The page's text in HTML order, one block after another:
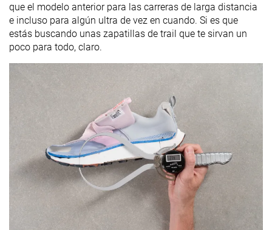
que el modelo anterior para las carreras de larga distancia
e incluso para algún ultra de vez en cuando. Si es que
estás buscando unas zapatillas de trail que te sirvan un
poco para todo, claro.